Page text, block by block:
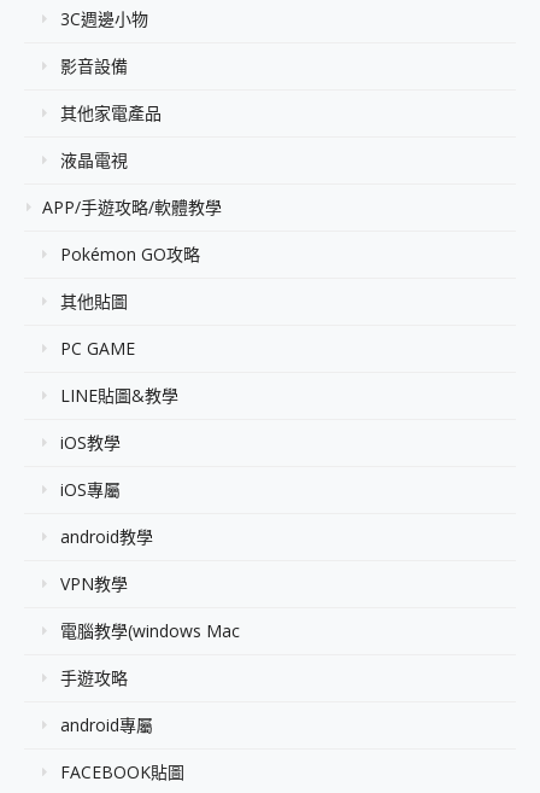
3C週邊小物
影音設備
其他家電產品
液晶電視
APP/手遊攻略/軟體教學
Pokémon GO攻略
其他貼圖
PC GAME
LINE貼圖&教學
iOS教學
iOS專屬
android教學
VPN教學
電腦教學(windows Mac
手遊攻略
android專屬
FACEBOOK貼圖